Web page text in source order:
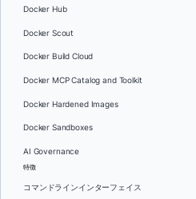
Docker Hub
Docker Scout
Docker Build Cloud
Docker MCP Catalog and Toolkit
Docker Hardened Images
Docker Sandboxes
AI Governance
特徴
コマンドラインインターフェイス